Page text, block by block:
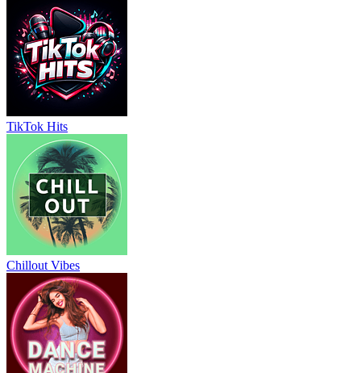
TikTok Hits
Chillout Vibes